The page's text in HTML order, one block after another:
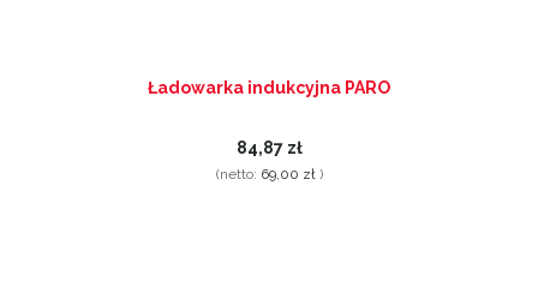
Ładowarka indukcyjna PARO
84,87 zł
(netto: 69,00 zł)